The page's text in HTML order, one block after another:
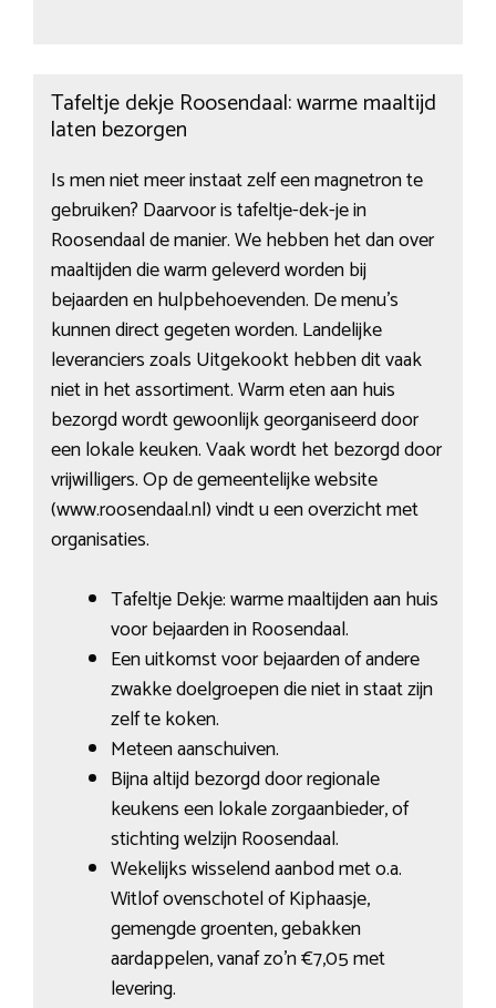
Tafeltje dekje Roosendaal: warme maaltijd
laten bezorgen
Is men niet meer instaat zelf een magnetron te
gebruiken? Daarvoor is tafeltje-dek-je in
Roosendaal de manier. We hebben het dan over
maaltijden die warm geleverd worden bij
bejaarden en hulpbehoevenden. De menu’s
kunnen direct gegeten worden. Landelijke
leveranciers zoals Uitgekookt hebben dit vaak
niet in het assortiment. Warm eten aan huis
bezorgd wordt gewoonlijk georganiseerd door
een lokale keuken. Vaak wordt het bezorgd door
vrijwilligers. Op de gemeentelijke website
(www.roosendaal.nl) vindt u een overzicht met
organisaties.
Tafeltje Dekje: warme maaltijden aan huis
voor bejaarden in Roosendaal.
Een uitkomst voor bejaarden of andere
zwakke doelgroepen die niet in staat zijn
zelf te koken.
Meteen aanschuiven.
Bijna altijd bezorgd door regionale
keukens een lokale zorgaanbieder, of
stichting welzijn Roosendaal.
Wekelijks wisselend aanbod met o.a.
Witlof ovenschotel of Kiphaasje,
gemengde groenten, gebakken
aardappelen, vanaf zo’n €7,05 met
levering.